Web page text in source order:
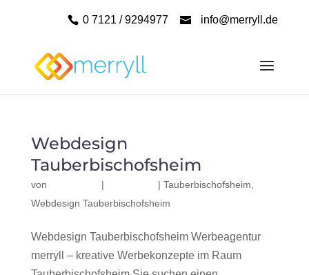
0 7121 / 9294977 info@merryll.de
Webdesign
Tauberbischofsheim
von | | Tauberbischofsheim
Webdesign Tauberbischofsheim
Webdesign Tauberbischofsheim Werbeagentur
merryll – kreative Werbekonzepte im Raum